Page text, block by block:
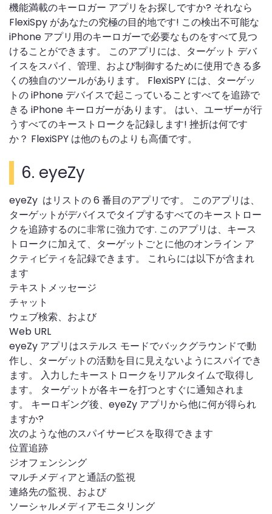
機能満載のキーロガー アプリをお探しですか? それなら
FlexiSpy があなたの究極の目的地です! この検出不可能な
iPhone アプリ用のキーロガーで必要なものをすべて見つ
けることができます。 このアプリには、ターゲット デバ
イスをスパイ、管理、および制御するために使用できる多
くの独自のツールがあります。 FlexiSPY には、ターゲッ
トの iPhone デバイスで起こっていることすべてを追跡で
きる iPhone キーロガーがあります。 はい、ユーザーが行
うすべてのキーストロークを記録します! 挫折は何です
か？ FlexiSPY は他のものよりも高価です。
6. eyeZy
eyeZy はリストの 6 番目のアプリです。 このアプリは、
ターゲットがデバイスでタイプするすべてのキーストロー
クを追跡するのに非常に強力です. このアプリは、キース
トロークに加えて、ターゲットごとに他のオンライン ア
クティビティを記録できます。 これらには以下が含まれ
ます
テキストメッセージ
チャット
ウェブ検索、および
Web URL
eyeZy アプリはステルス モードでバックグラウンドで動
作し、ターゲットの活動を目に見えないようにスパイでき
ます。 入力したキーストロークをリアルタイムで取得し
ます。 ターゲットが各キーを打つとすぐに通知されま
す。 キーロギング後、eyeZy アプリから他に何が得られ
ますか?
次のような他のスパイサービスを取得できます
位置追跡
ジオフェンシング
マルチメディアと通話の監視
連絡先の監視、および
ソーシャルメディアモニタリング